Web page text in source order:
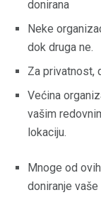
donirana
Neke
dok druga ne.
Za privatnost,
Većina
vašim
lokaciju.
Mnoge od
doniranje vaše